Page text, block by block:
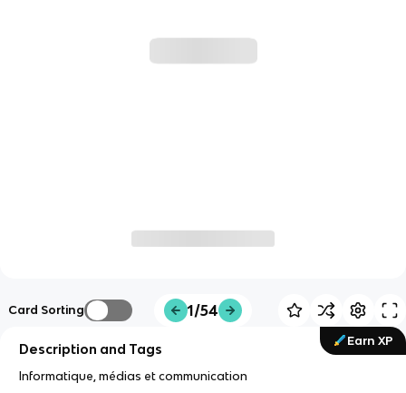
Card Sorting 1/54
Earn XP
Description and Tags
Informatique, médias et communication